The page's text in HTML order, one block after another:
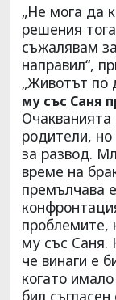
„Не мога да
решения
съжалявам
направил“,
„Животът по
му със Саня
родители,
за развод.
време на
премълчава
проблемите,
му със Саня.
че винаги е
когато
бил